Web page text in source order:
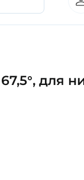
для